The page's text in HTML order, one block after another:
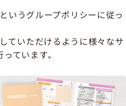
いうグループポリシーに従っ
ていただけるように様々なサ
ています。